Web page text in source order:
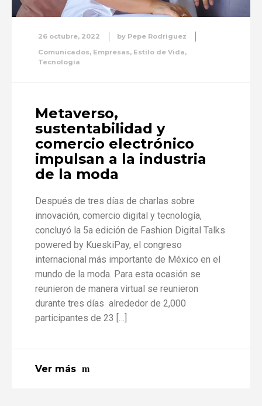
26 octubre, 2022 by Pepe Rodriguez
Comunicados, Empresas, Estilo de Vida,
Tecnología
Metaverso,
sustentabilidad y
comercio electrónico
impulsan a la industria
de la moda
Después de tres días de charlas sobre
innovación, comercio digital y tecnología,
concluyó la 5a edición de Fashion Digital Talks
powered by KueskiPay, el congreso
internacional más importante de México en el
mundo de la moda. Para esta ocasión se
reunieron de manera virtual se reunieron
durante tres días alrededor de 2,000
participantes de 23 […]
Ver más